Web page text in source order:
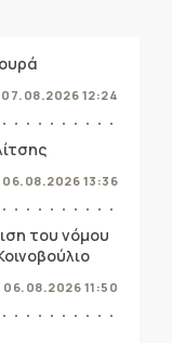
07.08.2026 12:24
06.08.2026 13:36
του νόμου
06.08.2026 11:50